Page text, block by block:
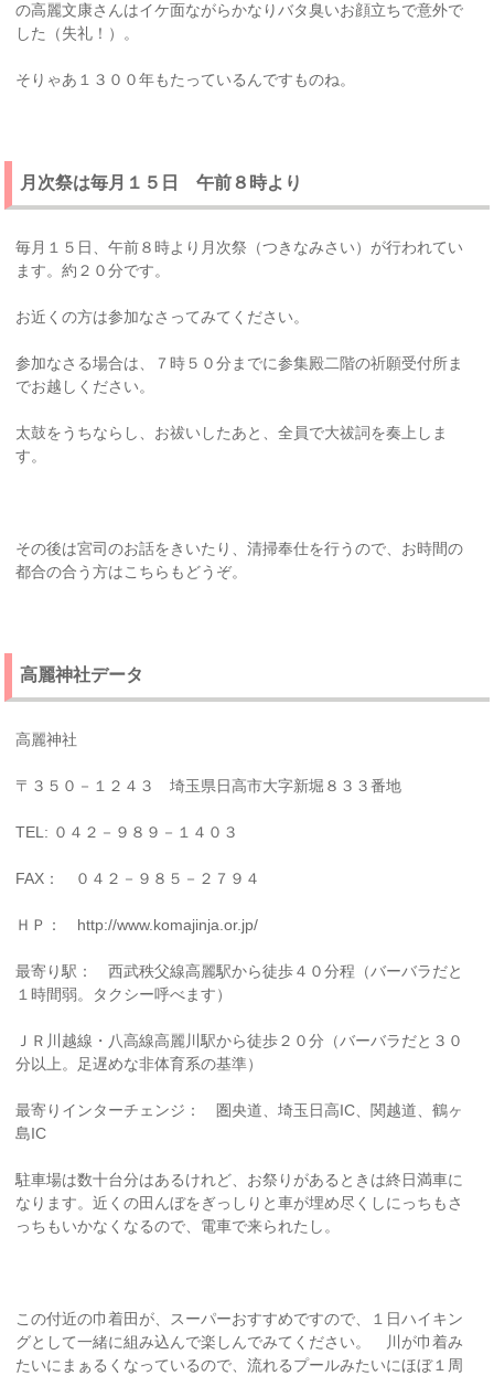
の高麗文康さんはイケ面ながらかなりバタ臭いお顔立ちで意外で
した（失礼！）。
そりゃあ１３００年もたっているんですものね。
月次祭は毎月１５日 午前８時より
毎月１５日、午前８時より月次祭（つきなみさい）が行われてい
ます。約２０分です。
お近くの方は参加なさってみてください。
参加なさる場合は、７時５０分までに参集殿二階の祈願受付所ま
でお越しください。
太鼓をうちならし、お祓いしたあと、全員で大祓詞を奏上しま
す。
その後は宮司のお話をきいたり、清掃奉仕を行うので、お時間の
都合の合う方はこちらもどうぞ。
高麗神社データ
高麗神社
〒３５０－１２４３ 埼玉県日高市大字新堀８３３番地
TEL: ０４２－９８９－１４０３
FAX： ０４２－９８５－２７９４
ＨＰ： http://www.komajinja.or.jp/
最寄り駅： 西武秩父線高麗駅から徒歩４０分程（バーバラだと
１時間弱。タクシー呼べます）
ＪＲ川越線・八高線高麗川駅から徒歩２０分（バーバラだと３０
分以上。足遅めな非体育系の基準）
最寄りインターチェンジ： 圏央道、埼玉日高IC、関越道、鶴ヶ
島IC
駐車場は数十台分はあるけれど、お祭りがあるときは終日満車に
なります。近くの田んぼをぎっしりと車が埋め尽くしにっちもさ
っちもいかなくなるので、電車で来られたし。
この付近の巾着田が、スーパーおすすめですので、１日ハイキン
グとして一緒に組み込んで楽しんでみてください。 川が巾着み
たいにまぁるくなっているので、流れるプールみたいにほぼ１周